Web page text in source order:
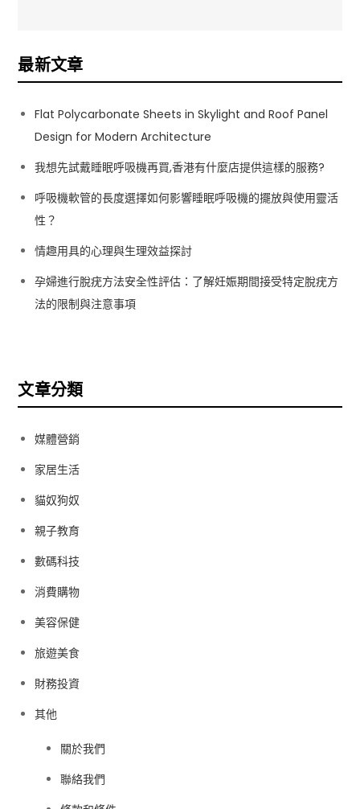
覽
最新文章
Flat Polycarbonate Sheets in Skylight and Roof Panel
Design for Modern Architecture
我想先試戴睡眠呼吸機再買,香港有什麼店提供這樣的服務?
呼吸機軟管的長度選擇如何影響睡眠呼吸機的擺放與使用靈活
性？
情趣用具的心理與生理效益探討
孕婦進行脫疣方法安全性評估：了解妊娠期間接受特定脫疣方
法的限制與注意事項
文章分類
媒體營銷
家居生活
貓奴狗奴
親子教育
數碼科技
消費購物
美容保健
旅遊美食
財務投資
其他
關於我們
聯絡我們